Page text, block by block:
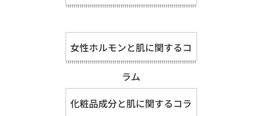
女性ホルモンと肌に関するコ
ラム
化粧品成分と肌に関するコラ